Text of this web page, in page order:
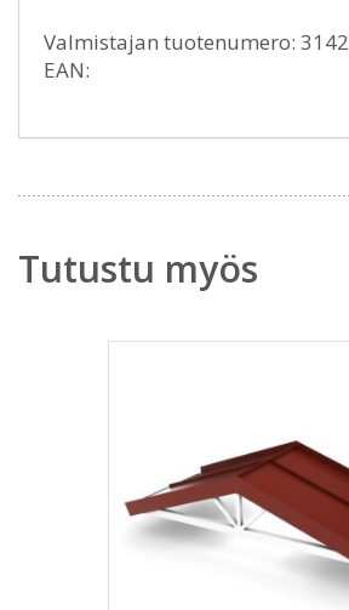
Valmistajan tuotenumero: 3142
EAN:
Tutustu myös